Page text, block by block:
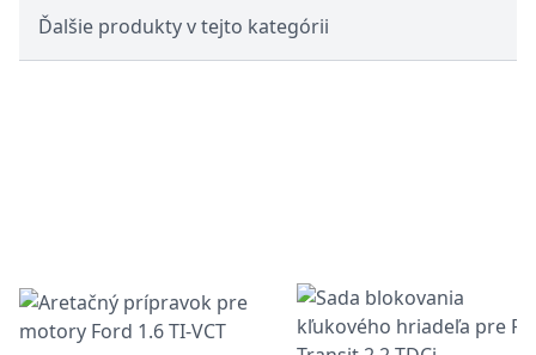
Ďalšie produkty v tejto kategórii